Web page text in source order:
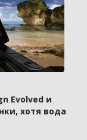
Evolved и
хотя вода